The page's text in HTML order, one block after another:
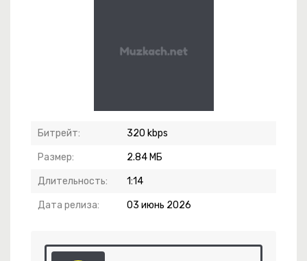
Битрейт: 320 kbps
Размер: 2.84 МБ
Длительность: 1:14
Дата релиза: 03 июнь 2026